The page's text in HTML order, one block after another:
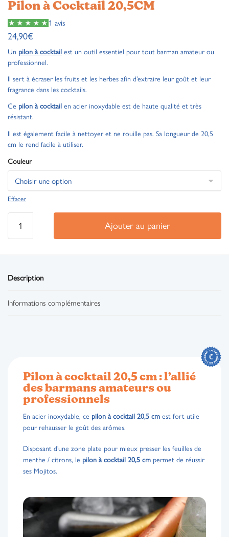
Pilon à Cocktail 20,5CM
1 avis
24,90€
Un pilon à cocktail est un outil essentiel pour tout barman amateur ou
professionnel.
Il sert à écraser les fruits et les herbes afin d’extraire leur goût et leur
fragrance dans les cocktails.
Ce pilon à cocktail en acier inoxydable est de haute qualité et très
résistant.
Il est également facile à nettoyer et ne rouille pas. Sa longueur de 20,5
cm le rend facile à utiliser.
Couleur
Effacer
Ajouter au panier
Description
Informations complémentaires
Pilon à cocktail 20,5 cm : l’allié
des barmans amateurs ou
professionnels
En acier inoxydable, ce pilon à cocktail 20,5 cm est fort utile
pour rehausser le goût des arômes.
Disposant d’une zone plate pour mieux presser les feuilles de
menthe / citrons, le pilon à cocktail 20,5 cm permet de réussir
ses Mojitos.